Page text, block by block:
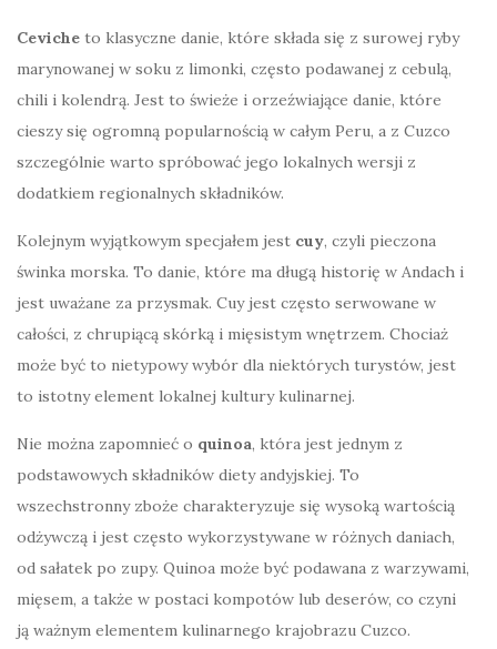
Ceviche to klasyczne danie, które składa się z surowej ryby
marynowanej w soku z limonki, często podawanej z cebulą,
chili i kolendrą. Jest to świeże i orzeźwiające danie, które
cieszy się ogromną popularnością w całym Peru, a z Cuzco
szczególnie warto spróbować jego lokalnych wersji z
dodatkiem regionalnych składników.
Kolejnym wyjątkowym specjałem jest cuy, czyli pieczona
świnka morska. To danie, które ma długą historię w Andach i
jest uważane za przysmak. Cuy jest często serwowane w
całości, z chrupiącą skórką i mięsistym wnętrzem. Chociaż
może być to nietypowy wybór dla niektórych turystów, jest
to istotny element lokalnej kultury kulinarnej.
Nie można zapomnieć o quinoa, która jest jednym z
podstawowych składników diety andyjskiej. To
wszechstronny zboże charakteryzuje się wysoką wartością
odżywczą i jest często wykorzystywane w różnych daniach,
od sałatek po zupy. Quinoa może być podawana z warzywami,
mięsem, a także w postaci kompotów lub deserów, co czyni
ją ważnym elementem kulinarnego krajobrazu Cuzco.